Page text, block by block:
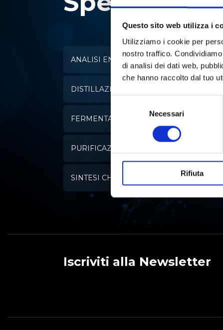
Questo sito web utilizza i
Utilizziamo i cookie per
nostro traffico.
di analisi dei dati web,
che hanno raccolto dal tuo
Necessari
Rifiuta
ANALISI ENZIMATICA
DISTILLAZIONE
FERMENTAZIONE
PURIFICAZIONE DELL'ACQUA
SINTESI CHIMICA
Iscriviti alla Newsletter